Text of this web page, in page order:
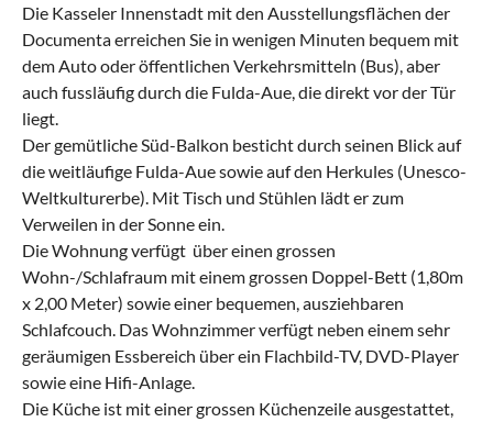
Die Kasseler Innenstadt mit den Ausstellungsflächen der
Documenta erreichen Sie in wenigen Minuten bequem mit
dem Auto oder öffentlichen Verkehrsmitteln (Bus), aber
auch fussläufig durch die Fulda-Aue, die direkt vor der Tür
liegt.
Der gemütliche Süd-Balkon besticht durch seinen Blick auf
die weitläufige Fulda-Aue sowie auf den Herkules (Unesco-
Weltkulturerbe). Mit Tisch und Stühlen lädt er zum
Verweilen in der Sonne ein.
Die Wohnung verfügt über einen grossen
Wohn-/Schlafraum mit einem grossen Doppel-Bett (1,80m
x 2,00 Meter) sowie einer bequemen, ausziehbaren
Schlafcouch. Das Wohnzimmer verfügt neben einem sehr
geräumigen Essbereich über ein Flachbild-TV, DVD-Player
sowie eine Hifi-Anlage.
Die Küche ist mit einer grossen Küchenzeile ausgestattet,